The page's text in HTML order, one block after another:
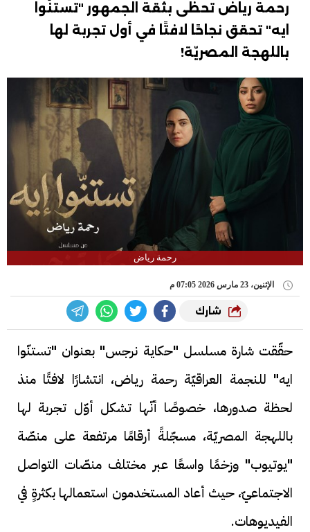
رحمة رياض تحظى بثقة الجمهور "تستنّوا
ايه" تحقق نجاحًا لافتًا في أول تجربة لها
باللهجة المصريّة!
رحمة رياض
الإثنين، 23 مارس 2026 07:05 م
شارك
حقّقت شارة مسلسل "حكاية نرجس" بعنوان "تستنّوا
ايه" للنجمة العراقيّة رحمة رياض، انتشارًا لافتًا منذ
لحظة صدورها، خصوصًا أنّها تشكل أوّل تجربة لها
باللهجة المصريّة، مسجّلةً أرقامًا مرتفعة على منصّة
"يوتيوب" وزخمًا واسعًا عبر مختلف منصّات التواصل
الاجتماعيّ، حيث أعاد المستخدمون استعمالها بكثرةٍ في
الفيديوهات.